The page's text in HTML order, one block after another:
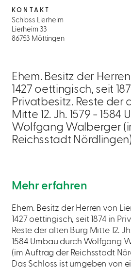
Ehem. Besitz der
1427 oettingisch, seit
Privatbesitz. Reste der
Mitte 12. Jh. 1579 - 1584
Wolfgang Walberger
Reichsstadt
Mehr erfahren
Ehem. Besitz der Herren von
1427 oettingisch, seit 1874 in
Reste der alten Burg Mitte 12.
1584 Umbau durch Wolfgang
(im Auftrag der Reichsstadt
Das Schloss ist umgeben von
KONTAKT
Schloss Lierheim
Lierheim 33
86753 Möttingen